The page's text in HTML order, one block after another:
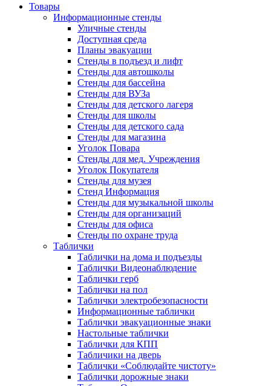
Товары
Информационные стенды
Уличные стенды
Доступная среда
Планы эвакуации
Стенды в подъезд и лифт
Стенды для автошколы
Стенды для бассейна
Стенды для ВУЗа
Стенды для детского лагеря
Стенды для школы
Стенды для детского сада
Стенды для магазина
Уголок Повара
Стенды для мед. Учреждения
Уголок Покупателя
Стенды для музея
Стенд Информация
Стенды для музыкальной школы
Стенды для организаций
Стенды для офиса
Стенды по охране труда
Таблички
Таблички на дома и подъезды
Таблички Видеонаблюдение
Таблички герб
Таблички на пол
Таблички электробезопасности
Информационные таблички
Таблички эвакуационные знаки
Настольные таблички
Таблички для КПП
Табличики на дверь
Таблички «Соблюдайте чистоту»
Таблички дорожные знаки